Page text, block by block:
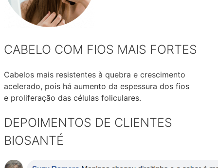
CABELO COM FIOS MAIS FORTES
Cabelos mais resistentes à quebra e crescimento
acelerado, pois há aumento da espessura dos fios
e proliferação das células foliculares.
DEPOIMENTOS DE CLIENTES
BIOSANTÉ